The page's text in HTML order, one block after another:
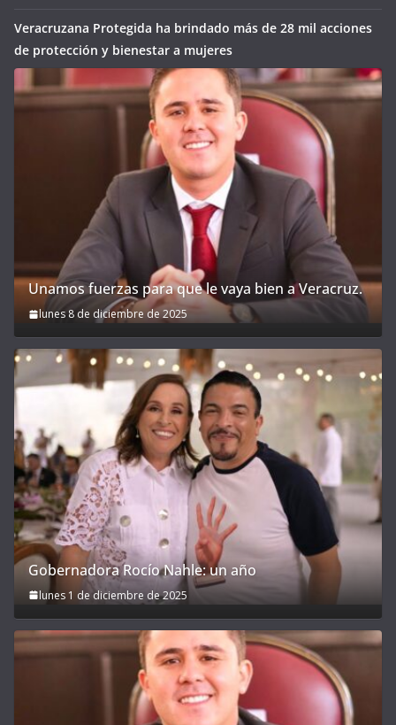
Veracruzana Protegida ha brindado más de 28 mil acciones
de protección y bienestar a mujeres
Unamos fuerzas para que le vaya bien a Veracruz.
lunes 8 de diciembre de 2025
Gobernadora Rocío Nahle: un año
lunes 1 de diciembre de 2025